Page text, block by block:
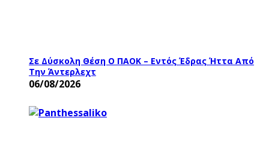
Σε Δύσκολη Θέση Ο ΠΑΟΚ – Εντός Έδρας Ήττα Από
Την Άντερλεχτ
06/08/2026